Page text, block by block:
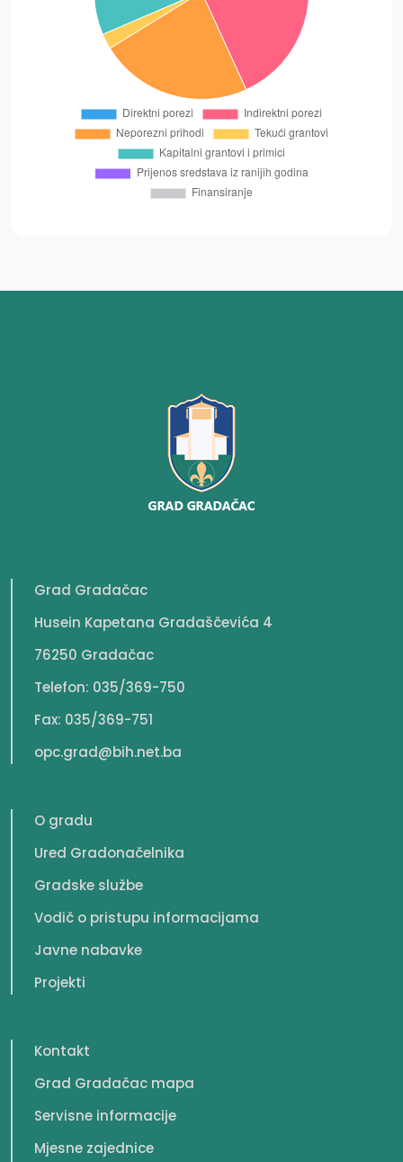
Grad Gradačac
Husein Kapetana Gradaščevića 4
76250 Gradačac
Telefon: 035/369-750
Fax: 035/369-751
opc.grad@bih.net.ba
O gradu
Ured Gradonačelnika
Gradske službe
Vodič o pristupu informacijama
Javne nabavke
Projekti
Kontakt
Grad Gradačac mapa
Servisne informacije
Mjesne zajednice